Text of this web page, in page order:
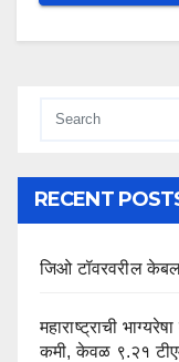
RECENT
जिओ टॉवरवरील केबल
महाराष्ट्राची
कमी, केवळ ९.२१